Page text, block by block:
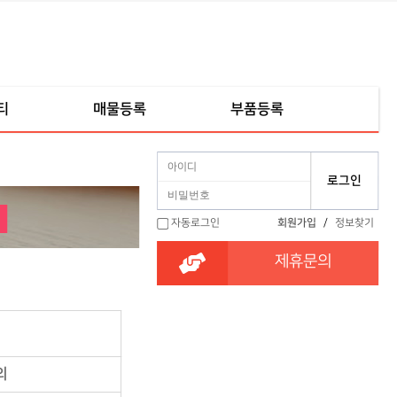
매물등록 부품등록
자동로그인 회원가입 / 정보찾기
제휴문의